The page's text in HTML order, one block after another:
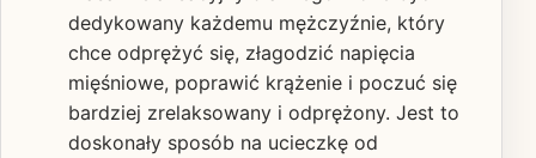
dedykowany każdemu mężczyźnie, który
chce odprężyć się, złagodzić napięcia
mięśniowe, poprawić krążenie i poczuć się
bardziej zrelaksowany i odprężony. Jest to
doskonały sposób na ucieczkę od